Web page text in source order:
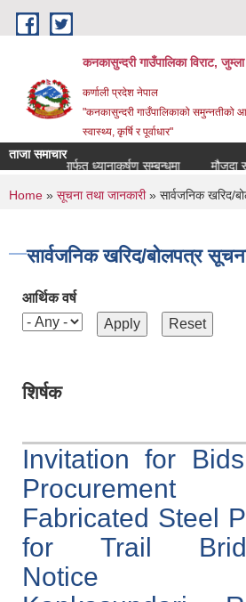
Skip to main content
कनकासुन्दरी गाउँपालिका विराट, जुम्ला
कर्णाली प्रदेश नेपाल
"कनकासुन्दरी गाउँपालिकाको समुन्नतीको
स्वास्थ्य, कृर्षि र पूर्वाधार"
ताजा समाचार
मार्फत ध्यानाकर्षण सम्बन्धमा
मौजुदा
You are here
Home » सूचना तथा जानकारी» सार्वजनिक खरिद/
सार्वजनिक खरिद/बोलपत्र
आर्थिक वर्ष
शिर्षक
Invitation for
Fabricated Steel
for Trail
Notice